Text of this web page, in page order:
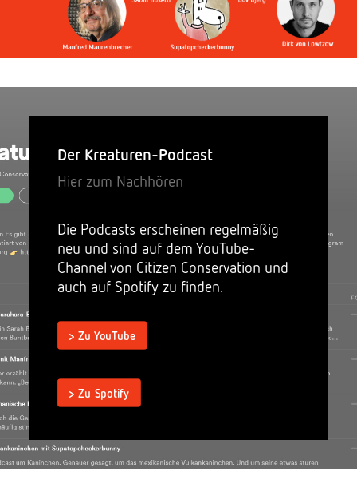
Der Kreaturen-Podcast
Hier zum Nachhören
Die Podcasts erscheinen regelmäßig
neu und sind auf dem YouTube-
Channel von Citizen Conservation und
auch auf Spotify zu finden.
> Zu YouTube
> Zu Spotify